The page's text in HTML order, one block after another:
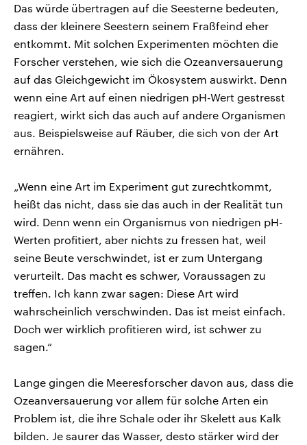
Das würde übertragen auf die Seesterne bedeuten,
dass der kleinere Seestern seinem Fraßfeind eher
entkommt. Mit solchen Experimenten möchten die
Forscher verstehen, wie sich die Ozeanversauerung
auf das Gleichgewicht im Ökosystem auswirkt. Denn
wenn eine Art auf einen niedrigen pH-Wert gestresst
reagiert, wirkt sich das auch auf andere Organismen
aus. Beispielsweise auf Räuber, die sich von der Art
ernähren.
„Wenn eine Art im Experiment gut zurechtkommt,
heißt das nicht, dass sie das auch in der Realität tun
wird. Denn wenn ein Organismus von niedrigen pH-
Werten profitiert, aber nichts zu fressen hat, weil
seine Beute verschwindet, ist er zum Untergang
verurteilt. Das macht es schwer, Voraussagen zu
treffen. Ich kann zwar sagen: Diese Art wird
wahrscheinlich verschwinden. Das ist meist einfach.
Doch wer wirklich profitieren wird, ist schwer zu
sagen.“
Lange gingen die Meeresforscher davon aus, dass die
Ozeanversauerung vor allem für solche Arten ein
Problem ist, die ihre Schale oder ihr Skelett aus Kalk
bilden. Je saurer das Wasser, desto stärker wird der